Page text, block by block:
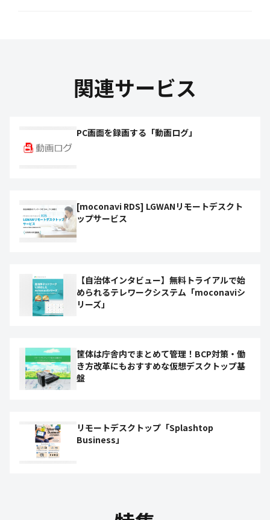
関連サービス
PC画面を録画する「動画ログ」
[moconavi RDS] LGWANリモートデスクト
ップサービス
【自治体インタビュー】無料トライアルで始
められるテレワークシステム「moconaviシ
リーズ」
筐体は庁舎内でまとめて管理！BCP対策・働
き方改革にもおすすめな仮想デスクトップ基
盤
リモートデスクトップ「Splashtop
Business」